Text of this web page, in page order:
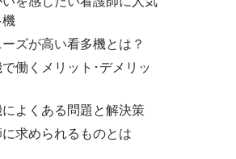
ズが高い看多機とは？
働くメリット･デメリッ
よくある問題と解決策
求められるものとは